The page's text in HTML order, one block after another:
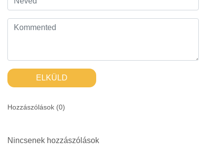
ELKÜLD
Hozzászólások (0)
Nincsenek hozzászólások